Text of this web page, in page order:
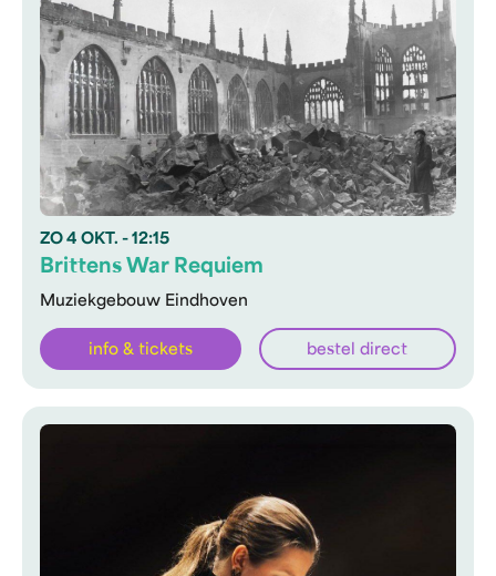
ZO 4 OKT. - 12:15
Muziekgebouw Eindhoven
Brittens War Requiem
info & tickets bestel direct